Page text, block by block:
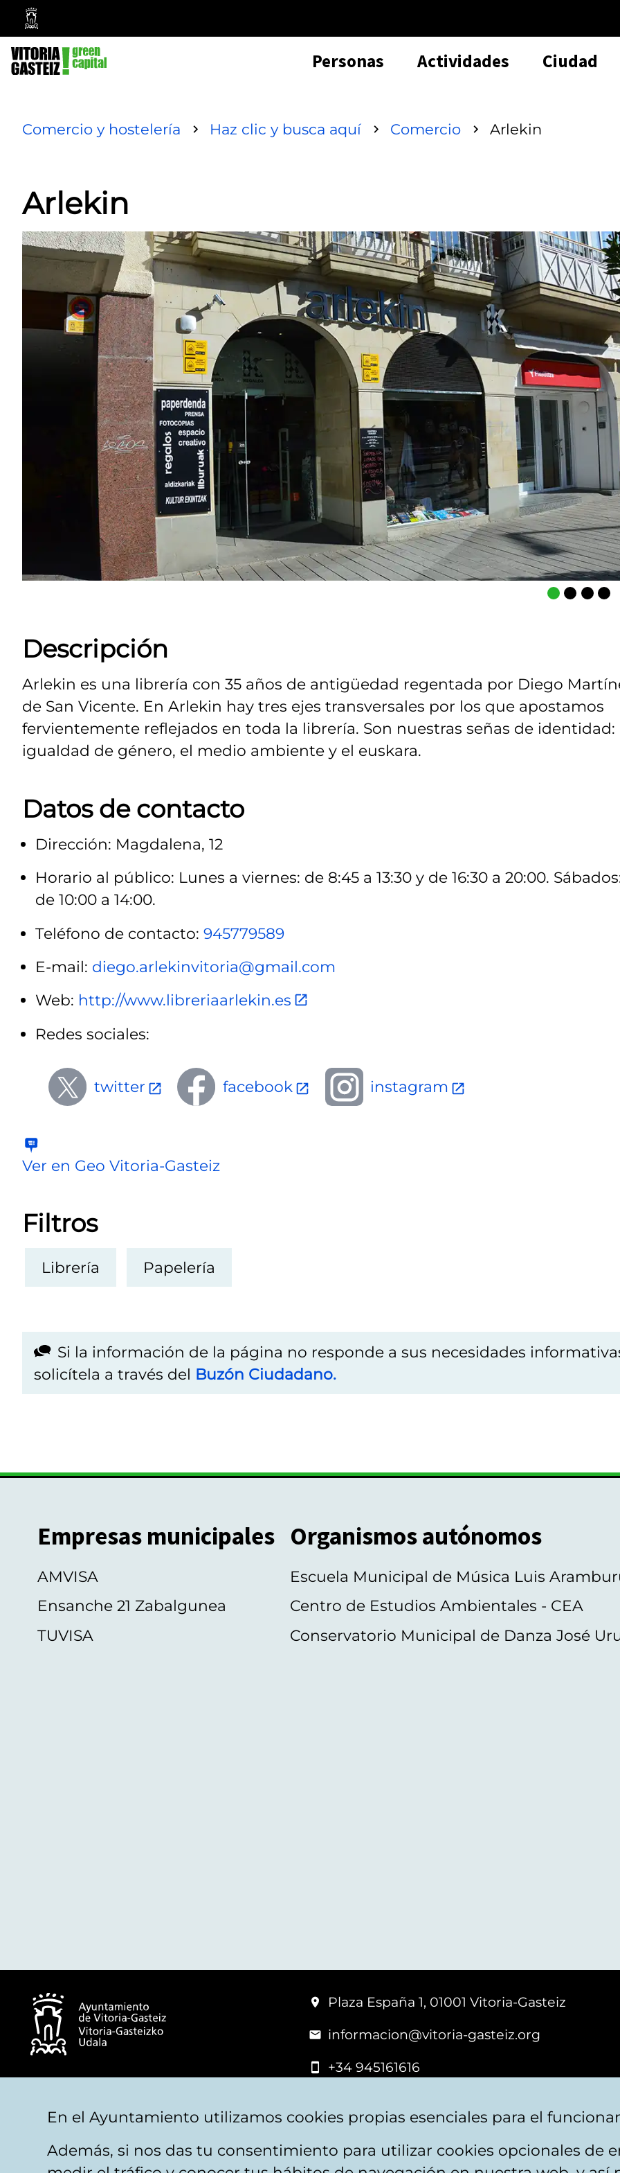
Ayuntamiento
Vitoria-
Gasteiz
Personas Actividades Ciudad
Comercio y hostelería Haz clic y busca aquí Comercio Arlekin
Arlekin
Descripción
Arlekin es una librería con 35 años de antigüedad regentada por Diego
de San Vicente. En Arlekin hay tres ejes transversales por los que apostamos
fervientemente reflejados en toda la librería. Son nuestras señas de identidad:
igualdad de género, el medio ambiente y el euskara.
Datos de contacto
Dirección: Magdalena, 12
Horario al público: Lunes a viernes: de 8:45 a 13:30 y de 16:30 a 20:00.
de 10:00 a 14:00.
Teléfono de contacto: 945779589
E-mail: diego.arlekinvitoria@gmail.com
Web: http://www.libreriaarlekin.es
Redes sociales:
twitter facebook instagram
Ver en Geo Vitoria-Gasteiz
Filtros
Librería Papelería
Si la información de la página no responde a sus necesidades
solicítela a través del Buzón Ciudadano.
Empresas municipales
AMVISA
Ensanche 21 Zabalgunea
TUVISA
Organismos autónomos
Escuela Municipal de Música Luis
Centro de Estudios Ambientales - CEA
Conservatorio Municipal de Danza José
Plaza España 1, 01001 Vitoria-Gasteiz
informacion@vitoria-gasteiz.org
+34 945161616
Aviso legal Privacidad Politica de cookies Mapa web Accesibilidad
En el Ayuntamiento utilizamos cookies propias esenciales para el
Además, si nos das tu consentimiento para utilizar cookies opcionales de